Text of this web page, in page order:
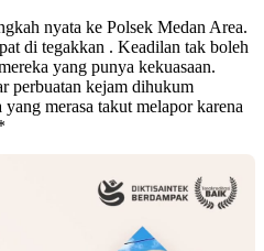
nyata ke Polsek Medan Area.
di tegakkan . Keadilan tak boleh
yang punya kekuasaan.
perbuatan kejam dihukum
merasa takut melapor karena